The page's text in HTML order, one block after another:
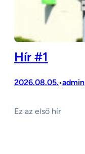
Hír #1
2026.08.05.•admin
Ez az első hír